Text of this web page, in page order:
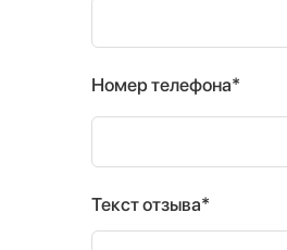
Номер телефона*
Текст отзыва*